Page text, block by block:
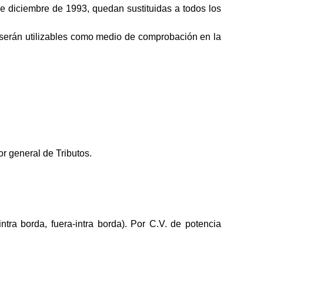
diciembre de 1993, quedan sustituidas a todos los
utilizables como medio de comprobación en la
general de Tributos.
borda, fuera-intra borda). Por C.V. de potencia